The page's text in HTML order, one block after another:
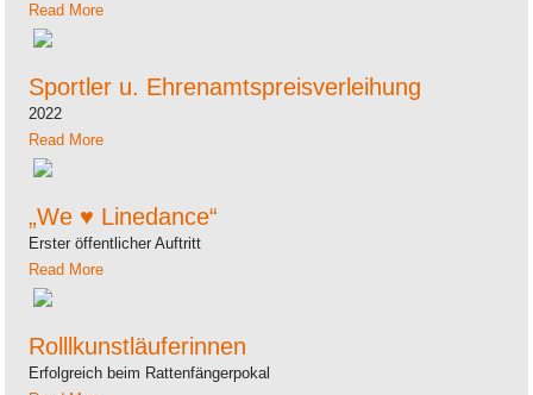
Read More
Sportler u. Ehrenamtspreisverleihung
2022
Read More
„We ♥ Linedance“
Erster öffentlicher Auftritt
Read More
Rolllkunstläuferinnen
Erfolgreich beim Rattenfängerpokal